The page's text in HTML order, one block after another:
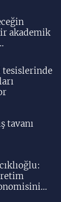
akademik
tesislerinde
tavanı